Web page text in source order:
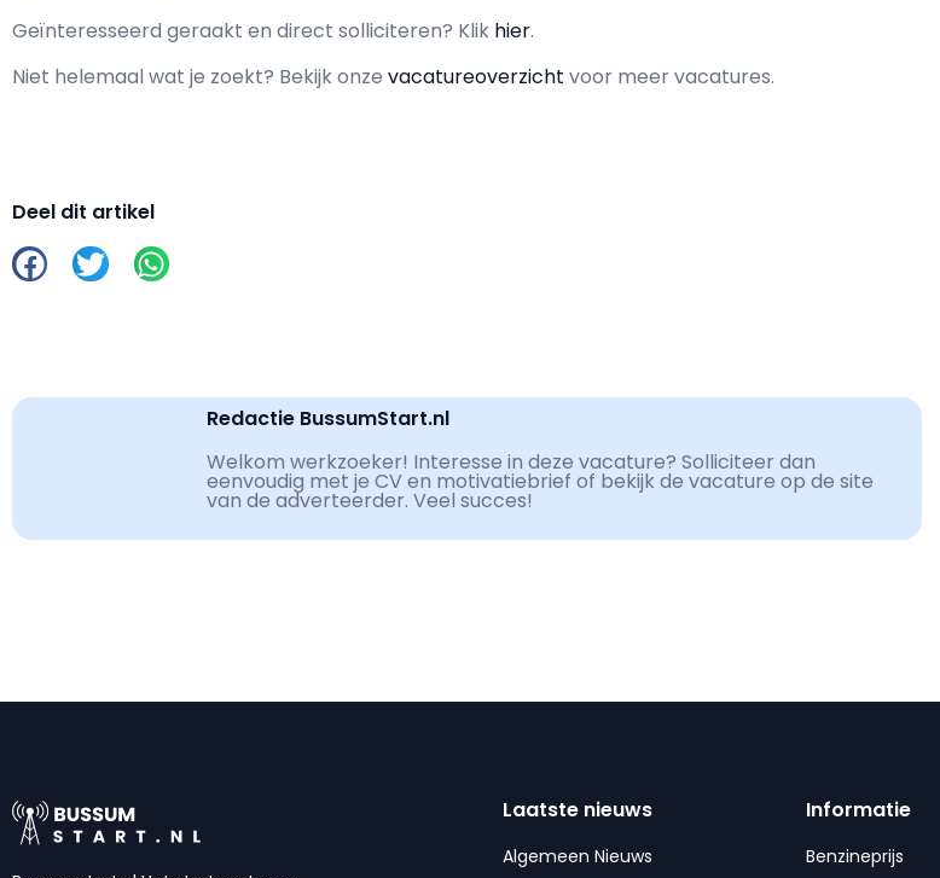
Geïnteresseerd geraakt en direct solliciteren? Klik hier.
Niet helemaal wat je zoekt? Bekijk onze vacatureoverzicht voor meer vacatures.
Deel dit artikel
Redactie BussumStart.nl
Welkom werkzoeker! Interesse in deze vacature? Solliciteer dan
eenvoudig met je CV en motivatiebrief of bekijk de vacature op de site
van de adverteerder. Veel succes!
Laatste nieuws
Algemeen Nieuws
Informatie
Benzineprijs